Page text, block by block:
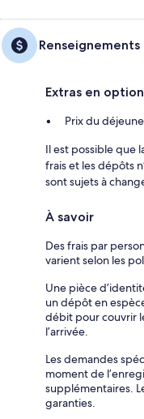
Extras en option
Prix du
Il est possible que
frais et les dépôts
sont sujets à
À savoir
Des frais par
varient selon les
Une pièce
un dépôt en
débit pour couvrir
l’arrivée.
Les demandes
moment de
supplémentaires.
garanties.